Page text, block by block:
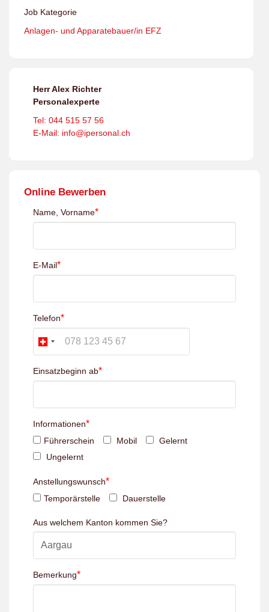
Job Kategorie
Anlagen- und Apparatebauer/in EFZ
Herr Alex Richter
Personalexperte
Tel: 044 515 57 56
E-Mail: info@ipersonal.ch
Online Bewerben
Name, Vorname*
E-Mail*
Telefon*
Einsatzbeginn ab*
Informationen*
Führerschein Mobil
Gelernt
Ungelernt
Anstellungswunsch*
Temporärstelle Dauerstelle
Aus welchem Kanton kommen Sie?
Bemerkung*